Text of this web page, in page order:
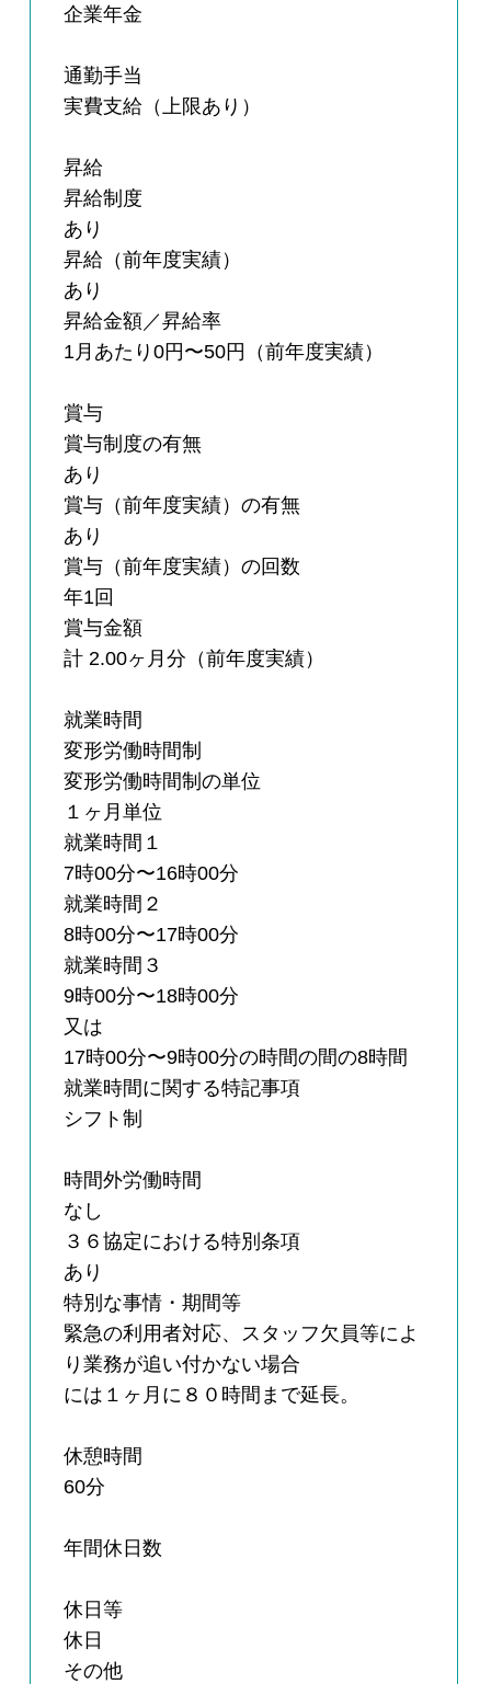
企業年金
通勤手当
実費支給（上限あり）
昇給
昇給制度
あり
昇給（前年度実績）
あり
昇給金額／昇給率
1月あたり0円〜50円（前年度実績）
賞与
賞与制度の有無
あり
賞与（前年度実績）の有無
あり
賞与（前年度実績）の回数
年1回
賞与金額
計 2.00ヶ月分（前年度実績）
就業時間
変形労働時間制
変形労働時間制の単位
１ヶ月単位
就業時間１
7時00分〜16時00分
就業時間２
8時00分〜17時00分
就業時間３
9時00分〜18時00分
又は
17時00分〜9時00分の時間の間の8時間
就業時間に関する特記事項
シフト制
時間外労働時間
なし
３６協定における特別条項
あり
特別な事情・期間等
緊急の利用者対応、スタッフ欠員等によ
り業務が追い付かない場合
には１ヶ月に８０時間まで延長。
休憩時間
60分
年間休日数
休日等
休日
その他